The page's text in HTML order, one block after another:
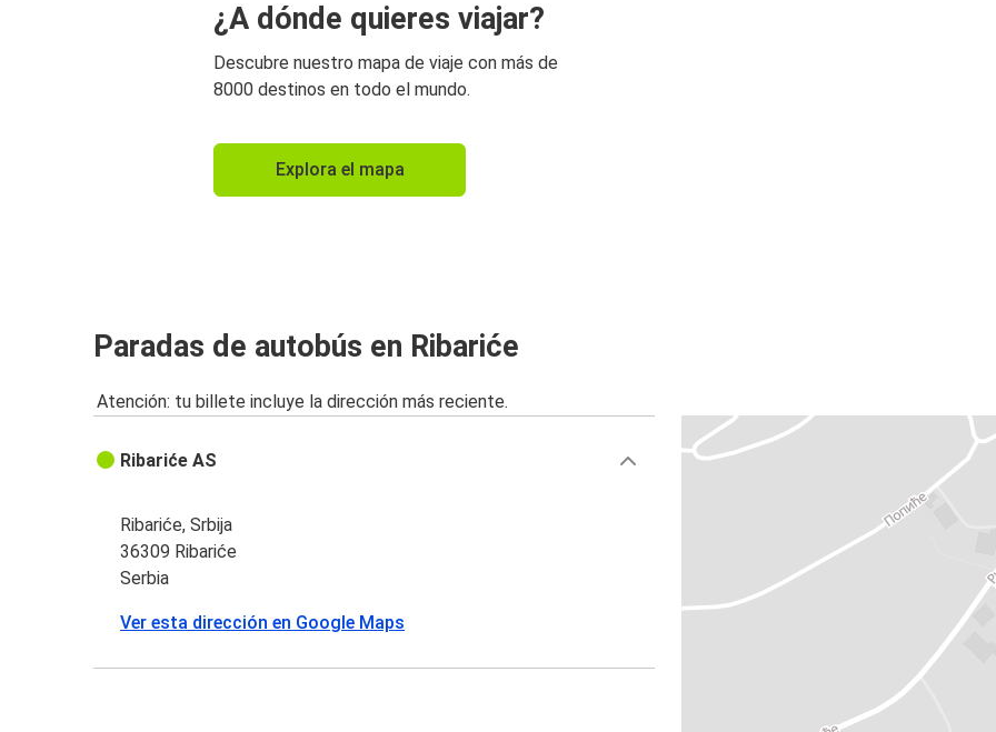
¿A dónde quieres viajar?
Descubre nuestro mapa de viaje con más de
8000 destinos en todo el mundo.
Explora el mapa
Paradas de autobús en Ribariće
Atención: tu billete incluye la dirección más reciente.
Ribariće AS
Ribariće, Srbija
36309 Ribariće
Serbia
Ver esta dirección en Google Maps